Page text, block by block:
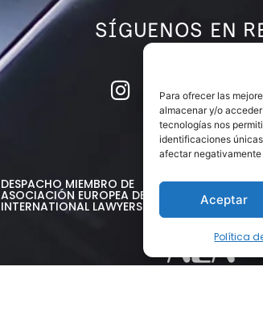
Para ofrecer las
almacenar y/o
tecnologías nos
identificaciones
afectar
Aceptar
Política
SÍGUENOS EN
DESPACHO MIEMBRO DE
ASOCIACIÓN EUROPEA DE ABOGADOS
INTERNATIONAL LAWYERS NETWORK